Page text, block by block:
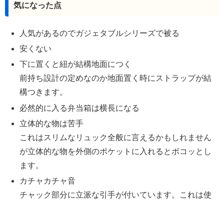
気になった点
人気があるのでガジェタブルシリーズで被る
安くない
下に置くと紐が結構地面につく
前持ち設計の定めなのか地面置く時にストラップが結
構つきます。
必然的に入る弁当箱は横長になる
立体的な物は苦手
これはスリムなリュック全般に言えるかもしれません
が立体的な物を外側のポケットに入れるとボコッとし
ます。
カチャカチャ音
チャック部分に立派な引手が付いています。これは使